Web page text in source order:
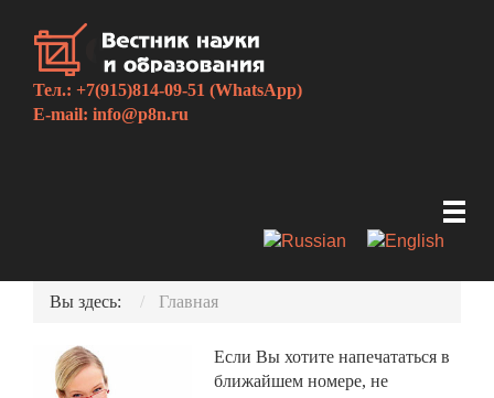
Тел.: +7(915)814-09-51 (WhatsApp)
E-mail: info@p8n.ru
Вы здесь: Главная
Если Вы хотите напечататься в
ближайшем номере, не